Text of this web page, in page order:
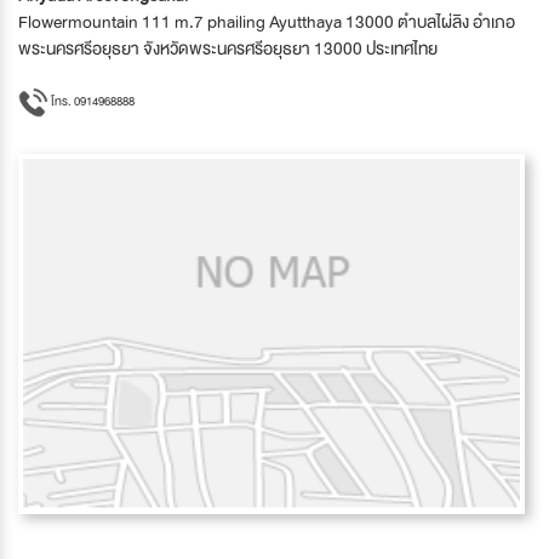
Flowermountain 111 m.7 phailing Ayutthaya 13000 ตำบลไผ่ลิง อำเภอ
พระนครศรีอยุธยา จังหวัดพระนครศรีอยุธยา 13000 ประเทศไทย
โทร. 0914968888